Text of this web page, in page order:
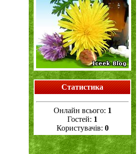
Статистика
Онлайн всього: 1
Гостей: 1
Користувачів: 0